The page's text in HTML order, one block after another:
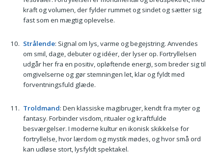
kraft og volumen, der fylder rummet og sindet og sætter sig
fast som en mægtig oplevelse.
Strålende: Signal om lys, varme og begejstring. Anvendes
om smil, dage, debuter og idéer, der lyser op. Fortryllelsen
udgår her fra en positiv, opløftende energi, som breder sig til
omgivelserne og gør stemningen let, klar og fyldt med
forventningsfuld glæde.
Troldmand: Den klassiske magibruger, kendt fra myter og
fantasy. Forbinder visdom, ritualer og kraftfulde
besværgelser. I moderne kultur en ikonisk skikkelse for
fortryllelse, hvor lærdom og mystik mødes, og hvor små ord
kan udløse stort, lysfyldt spektakel.